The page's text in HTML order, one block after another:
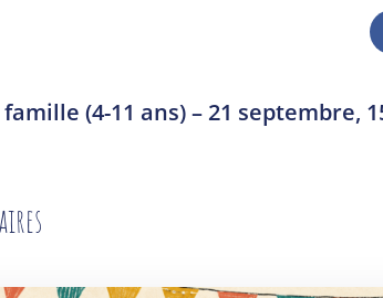
famille (4-11 ans) – 21 septembre,